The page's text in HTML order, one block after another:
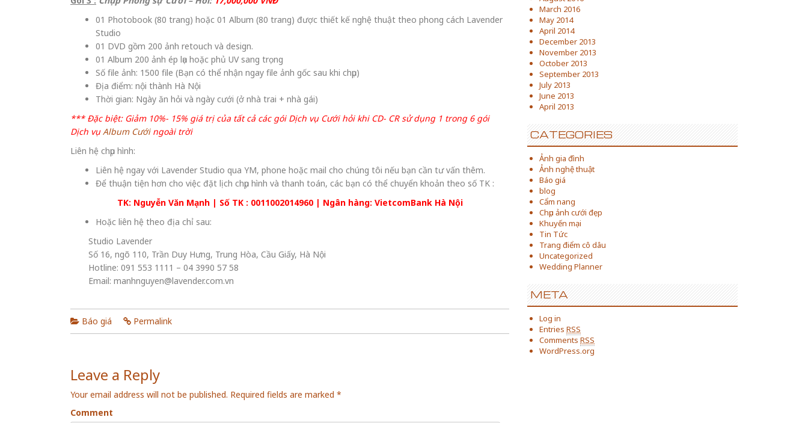
01 Photobook (80 trang) hoặc 01 Album (80 trang) được thiết kế nghệ thuật theo phong cách Lavender
Studio
01 DVD gồm 200 ảnh retouch và design.
01 Album 200 ảnh ép lụa hoặc phủ UV sang trọng
Số file ảnh: 1500 file (Bạn có thể nhận ngay file ảnh gốc sau khi chụp)
Địa điểm: nội thành Hà Nội
Thời gian: Ngày ăn hỏi và ngày cưới (ở nhà trai + nhà gái)
*** Đặc biệt: Giảm 10%- 15% giá trị của tất cả các gói Dịch vụ Cưới hỏi khi CD- CR sử dụng 1 trong 6 gói
Dịch vụAlbum Cướingoài trời
Liên hệ chụp hình:
Liên hệ ngay với Lavender Studio qua YM, phone hoặc mail cho chúng tôi nếu bạn cần tư vấn thêm.
Để thuận tiện hơn cho việc đặt lịch chụp hình và thanh toán, các bạn có thể chuyển khoản theo số TK :
TK: Nguyễn Văn Mạnh | Số TK : 0011002014960 | Ngân hàng: VietcomBank Hà Nội
Hoặc liên hệ theo địa chỉ sau:
Studio Lavender
Số 16, ngõ 110, Trần Duy Hưng, Trung Hòa, Cầu Giấy, Hà Nội
Hotline: 091 553 1111 – 04 3990 57 58
Email: manhnguyen@lavender.com.vn
Báo giá Permalink
Leave a Reply
Your email address will not be published. Required fields are marked *
Comment
March 2016
May 2014
April 2014
December 2013
November 2013
October 2013
September 2013
July 2013
June 2013
April 2013
CATEGORIES
Ảnh gia đình
Ảnh nghệ thuật
Báo giá
blog
Cẩm nang
Chụp ảnh cưới đẹp
Khuyến mại
Tin Tức
Trang điểm cô dâu
Uncategorized
Wedding Planner
META
Log in
Entries RSS
Comments RSS
WordPress.org